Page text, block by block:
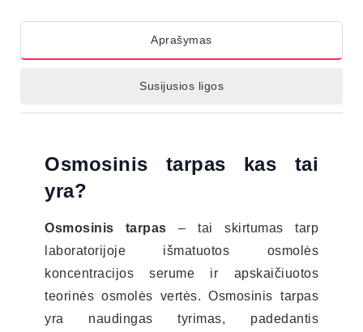
Aprašymas
Susijusios ligos
Osmosinis tarpas kas tai
yra?
Osmosinis tarpas – tai skirtumas tarp
laboratorijoje išmatuotos osmolės
koncentracijos serume ir apskaičiuotos
teorinės osmolės vertės. Osmosinis tarpas
yra naudingas tyrimas, padedantis